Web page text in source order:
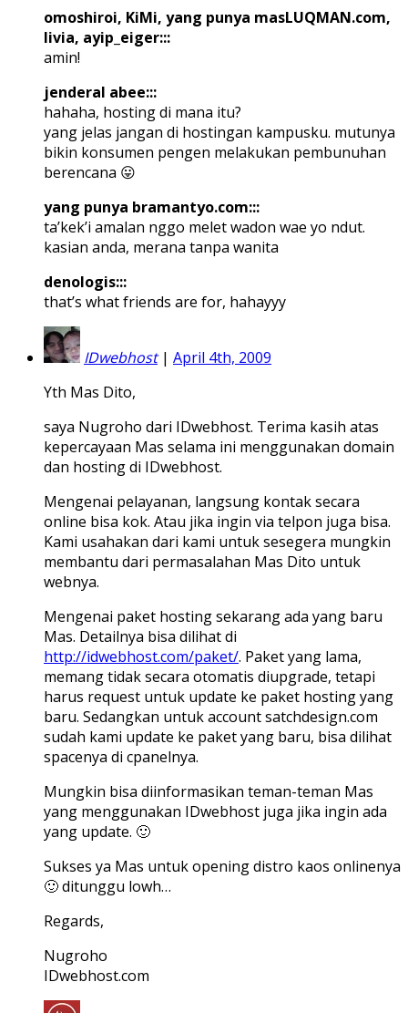
omoshiroi, KiMi, yang punya masLUQMAN.com,
livia, ayip_eiger:::
amin!
jenderal abee:::
hahaha, hosting di mana itu?
yang jelas jangan di hostingan kampusku. mutunya
bikin konsumen pengen melakukan pembunuhan
berencana 😛
yang punya bramantyo.com:::
ta’kek’i amalan nggo melet wadon wae yo ndut.
kasian anda, merana tanpa wanita
denologis:::
that’s what friends are for, hahayyy
IDwebhost| April 4th, 2009
Yth Mas Dito,
saya Nugroho dari IDwebhost. Terima kasih atas
kepercayaan Mas selama ini menggunakan domain
dan hosting di IDwebhost.
Mengenai pelayanan, langsung kontak secara
online bisa kok. Atau jika ingin via telpon juga bisa.
Kami usahakan dari kami untuk sesegera mungkin
membantu dari permasalahan Mas Dito untuk
webnya.
Mengenai paket hosting sekarang ada yang baru
Mas. Detailnya bisa dilihat di
http://idwebhost.com/paket/. Paket yang lama,
memang tidak secara otomatis diupgrade, tetapi
harus request untuk update ke paket hosting yang
baru. Sedangkan untuk account satchdesign.com
sudah kami update ke paket yang baru, bisa dilihat
spacenya di cpanelnya.
Mungkin bisa diinformasikan teman-teman Mas
yang menggunakan IDwebhost juga jika ingin ada
yang update. 🙂
Sukses ya Mas untuk opening distro kaos onlinenya
🙂 ditunggu lowh…
Regards,
Nugroho
IDwebhost.com